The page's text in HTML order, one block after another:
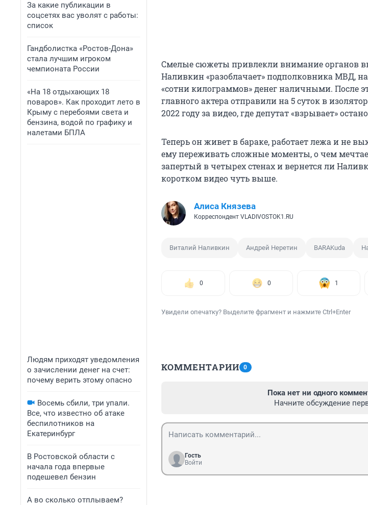
За какие публикации в
соцсетях вас уволят с работы:
список
Гандболистка «Ростов-Дона»
стала лучшим игроком
чемпионата России
«На 18 отдыхающих 18
поваров». Как проходит лето в
Крыму с перебоями света и
бензина, водой по графику и
налетами БПЛА
Людям приходят уведомления
о зачислении денег на счет:
почему верить этому опасно
Восемь сбили, три упали.
Все, что известно об атаке
беспилотников на
Екатеринбург
В Ростовской области с
начала года впервые
подешевел бензин
А во сколько отплываем?
Смелые сюжеты привлекли внимание органов
Наливкин «разоблачает» подполковника МВД,
«сотни килограммов» денег наличными. После
главного актера отправили на 5 суток в
2022 году за видео, где депутат «взрывает»
Теперь он живет в бараке, работает лежа и не
ему переживать сложные моменты, о чем
запертый в четырех стенах и вернется ли
коротком видео чуть выше.
Алиса Князева
Корреспондент VLADIVOSTOK1.RU
Виталий Наливкин Андрей Неретин BARAKuda
0 0 1
Увидели опечатку? Выделите фрагмент и нажмите Ctrl+Enter
КОММЕНТАРИИ 0
Пока нет ни одного
Начните обсуждение
Гость
Войти